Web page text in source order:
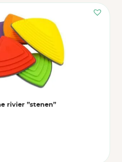
rivier ”stenen”